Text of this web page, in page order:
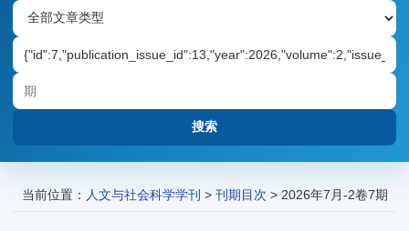
当前位置： 人文与社会科学学刊 > 刊期目次 > 2026年7月-2卷7期